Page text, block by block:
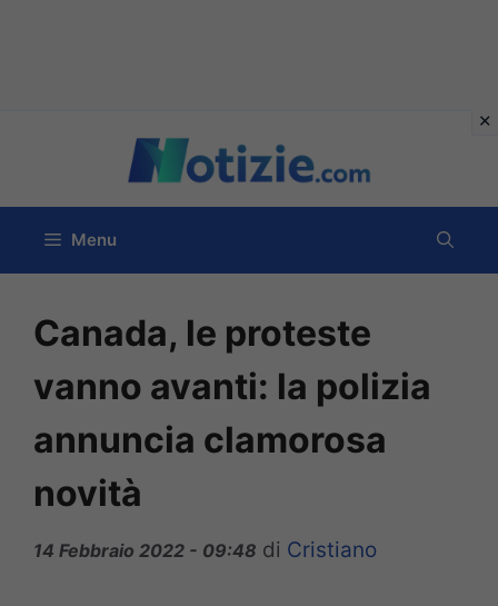
contenuto
Menu
Canada, le proteste
vanno avanti: la polizia
annuncia clamorosa
novità
14 Febbraio 2022 - 09:48 di Cristiano